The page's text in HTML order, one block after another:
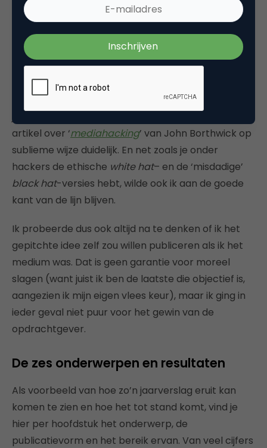
budget voor kreeg en blijf je voor de lezer
geloofwaardig? Is het twee keer ‘ja’, dan zie ik geen
problemen.
Nu ik (als journalist) aan de andere kant van de
tafel zat, merkte ik dat ik ook als opdrachtgever
allemaal innerlijke discussies ging voeren. Want dat
artikel over ‘mediahacking’ van John Borthwick op
sublieme wijze duidelijk. En net zoals je onder
hackers de ethische white hat– en de ‘misdadige’
black hat-versies hebt, wilde ook ik aan de goede
kant van de lijn blijven.
Ik probeerde dus ook altijd na te denken of ik het
gepitchte idee zelf zou willen publiceren als ik het
medium was. Dat is geen garantie voor moreel
slagen (want juist ik ben de laatste die objectief is,
aangezien ik mijn eigen vlees keur), maar ik ging in
ieder geval niet puur voor het gewin van de
opdrachtgever.
De zes onderwerpen en resultaten
Als voorbeeld van hoe zo’n jaarverslag eruit kan
komen te zien en hoe het tot stand komt, vind je
hier per hoofdstuk het onderwerp, de
publicatievorm en het bereik ervan. Van veel cijfers